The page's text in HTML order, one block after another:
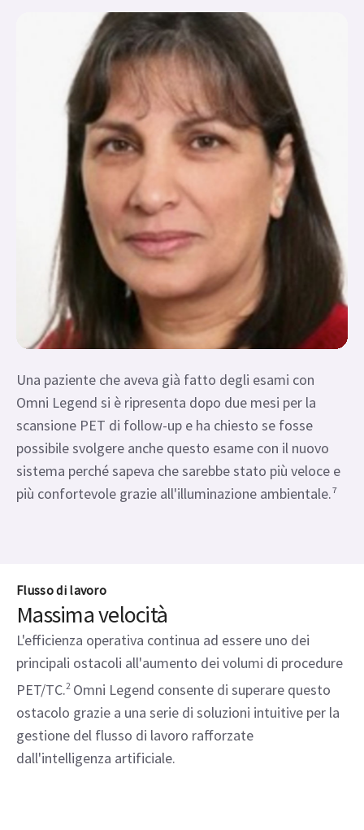
Una paziente che aveva già fatto degli esami con
Omni Legend si è ripresenta dopo due mesi per la
scansione PET di follow-up e ha chiesto se fosse
possibile svolgere anche questo esame con il nuovo
sistema perché sapeva che sarebbe stato più veloce e
più confortevole grazie all'illuminazione ambientale.⁷
Flusso di lavoro
Massima velocità
L'efficienza operativa continua ad essere uno dei
principali ostacoli all'aumento dei volumi di procedure
PET/TC.2Omni Legend consente di superare questo
ostacolo grazie a una serie di soluzioni intuitive per la
gestione del flusso di lavoro rafforzate
dall'intelligenza artificiale.